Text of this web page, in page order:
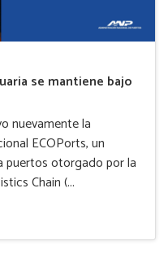
se mantiene bajo
nuevamente la
ECOPorts, un
puertos otorgado por la
Chain (...